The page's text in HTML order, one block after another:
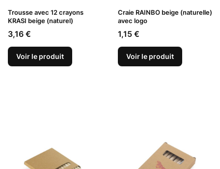
Trousse avec 12 crayons
KRASI beige (naturel)
Prix
3,16 €
Voir le produit
Craie RAINBO beige (naturelle)
avec logo
Prix
1,15 €
Voir le produit